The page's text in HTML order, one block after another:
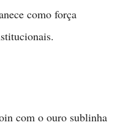
como força
com o ouro sublinha